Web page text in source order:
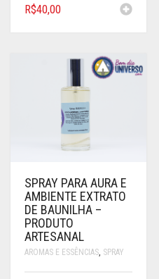
R$40,00
SPRAY PARA AURA E
AMBIENTE EXTRATO
DE BAUNILHA –
PRODUTO
ARTESANAL
AROMAS E ESSÊNCIAS, SPRAY